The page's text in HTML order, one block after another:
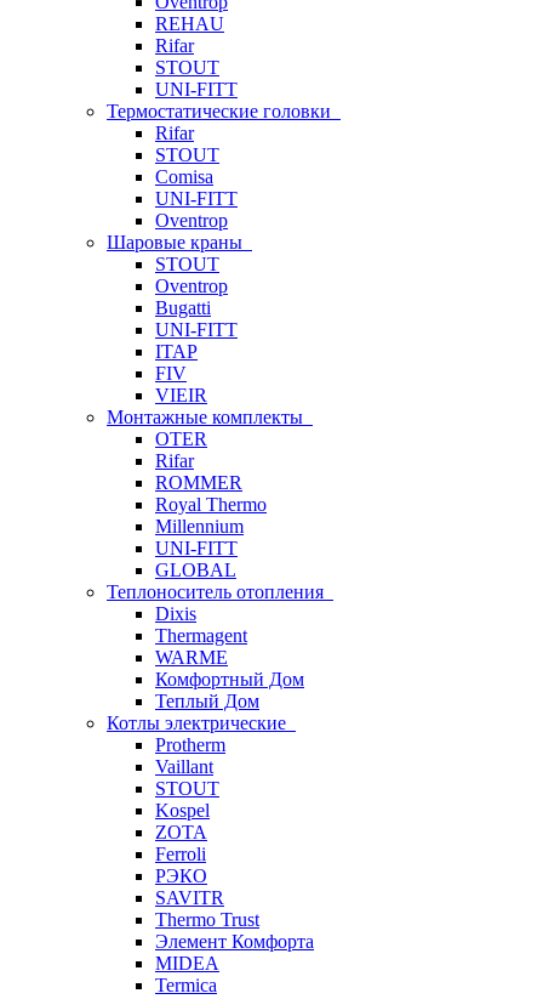
REHAU
Rifar
STOUT
UNI-FITT
Термостатические головки
Rifar
STOUT
Comisa
UNI-FITT
Oventrop
Шаровые краны
STOUT
Oventrop
Bugatti
UNI-FITT
ITAP
FIV
VIEIR
Монтажные комплекты
OTER
Rifar
ROMMER
Royal Thermo
Millennium
UNI-FITT
GLOBAL
Теплоноситель отопления
Dixis
Thermagent
WARME
Комфортный Дом
Теплый Дом
Котлы электрические
Protherm
Vaillant
STOUT
Kospel
ZOTA
Ferroli
РЭКО
SAVITR
Thermo Trust
Элемент Комфорта
MIDEA
Termica